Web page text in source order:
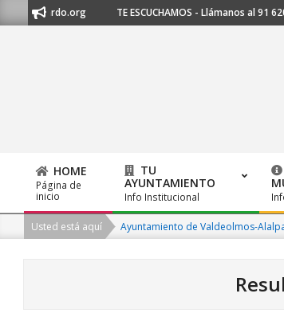
to
TE ESCUCHAMOS - Llámanos al 91 620 21
Primary
Navigation
Menu
HOME
Página de
inicio
TU
AYUNTAMIENTO
Info Institucional
Usted está aquí Ayuntamiento de Valdeolmos-